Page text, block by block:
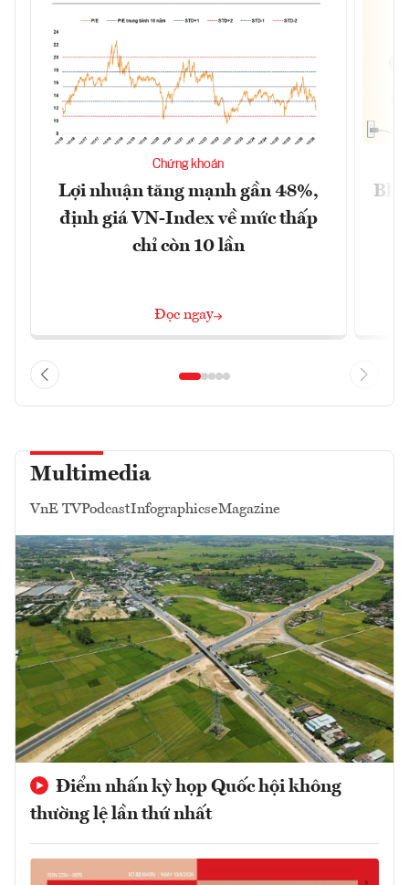
Chứng khoán
Lợi nhuận tăng mạnh gần 48%,
định giá VN-Index về mức thấp
chỉ còn 10 lần
Đọc ngay
Multimedia
VnE TVPodcastInfographicseMagazine
Điểm nhấn kỳ họp Quốc hội không
thường lệ lần thứ nhất